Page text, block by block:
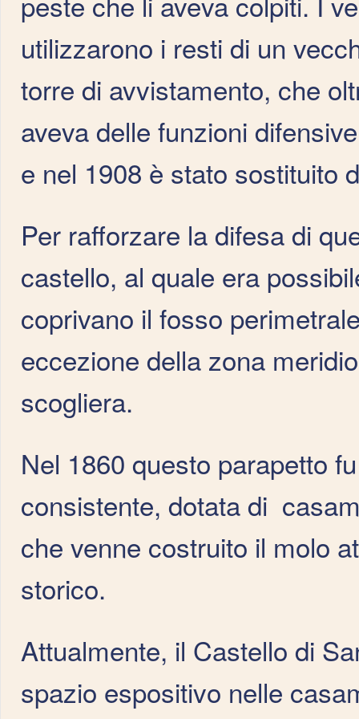
utilizzarono i resti di un
torre di avvistamento, che
aveva delle funzioni
e nel 1908 è stato sostituito
Per rafforzare la difesa di
castello, al quale era
coprivano il fosso
eccezione della zona
scogliera.
Nel 1860 questo parapetto
consistente, dotata di
che venne costruito il molo
storico.
Attualmente, il Castello di
spazio espositivo nelle